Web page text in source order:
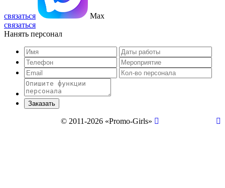
связаться
Max
связаться
Нанять персонал
© 2011-2026 «Promo-Girls»